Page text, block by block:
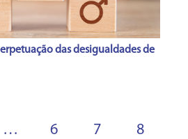
das desigualdades de
… 6 7 8